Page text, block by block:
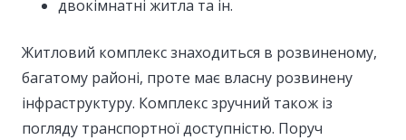
двокімнатні житла та ін.
Житловий комплекс знаходиться в розвиненому,
багатому районі, проте має власну розвинену
інфраструктуру. Комплекс зручний також із
погляду транспортної доступністю. Поруч